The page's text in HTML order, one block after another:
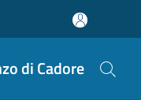
di Cadore